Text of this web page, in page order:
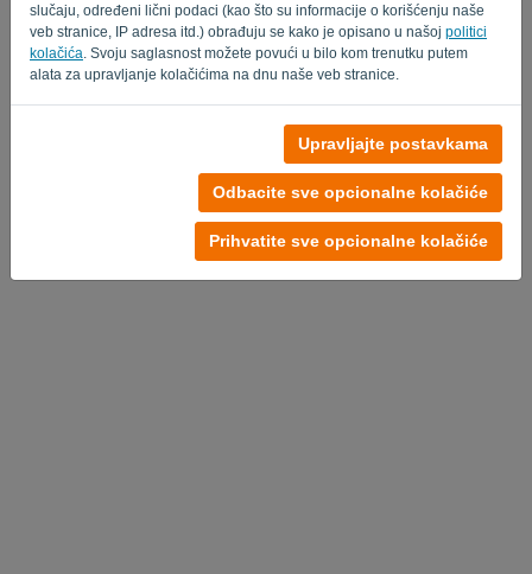
slučaju, određeni lični podaci (kao što su informacije o korišćenju naše
veb stranice, IP adresa itd.) obrađuju se kako je opisano u našoj politici
kolačića . Svoju saglasnost možete povući u bilo kom trenutku putem
alata za upravljanje kolačićima na dnu naše veb stranice.
Upravljajte postavkama
Odbacite sve opcionalne kolačiće
Prihvatite sve opcionalne kolačiće